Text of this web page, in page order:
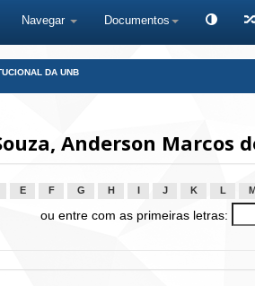
Navegar Documentos
DA UNB
Anderson Marcos
E F G H J K L M
ou entre com as primeiras letras: